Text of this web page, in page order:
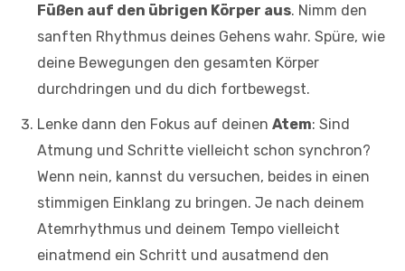
Füßen auf den übrigen Körper aus. Nimm den
sanften Rhythmus deines Gehens wahr. Spüre, wie
deine Bewegungen den gesamten Körper
durchdringen und du dich fortbewegst.
Lenke dann den Fokus auf deinen Atem: Sind
Atmung und Schritte vielleicht schon synchron?
Wenn nein, kannst du versuchen, beides in einen
stimmigen Einklang zu bringen. Je nach deinem
Atemrhythmus und deinem Tempo vielleicht
einatmend ein Schritt und ausatmend den